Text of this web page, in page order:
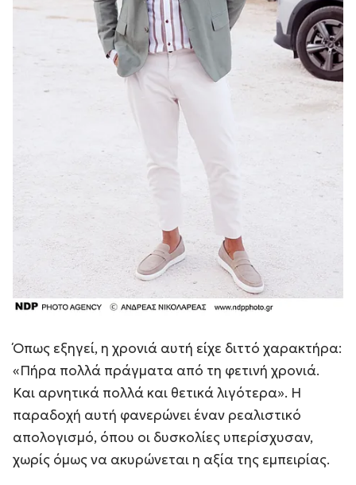
Όπως εξηγεί, η χρονιά αυτή είχε διττό χαρακτήρα:
«Πήρα πολλά πράγματα από τη φετινή χρονιά.
Και αρνητικά πολλά και θετικά λιγότερα». Η
παραδοχή αυτή φανερώνει έναν ρεαλιστικό
απολογισμό, όπου οι δυσκολίες υπερίσχυσαν,
χωρίς όμως να ακυρώνεται η αξία της εμπειρίας.